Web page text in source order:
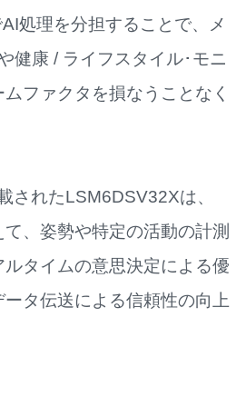
処理を分担することで、メ
健康 / ライフスタイル･モニ
ファクタを損なうことなく
されたLSM6DSV32Xは、
、姿勢や特定の活動の計測
タイムの意思決定による優
タ伝送による信頼性の向上